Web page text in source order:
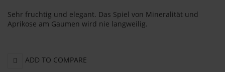
Sehr fruchtig und elegant. Das Spiel von Mineralität und
Aprikose am Gaumen wird nie langweilig.
ADD TO COMPARE